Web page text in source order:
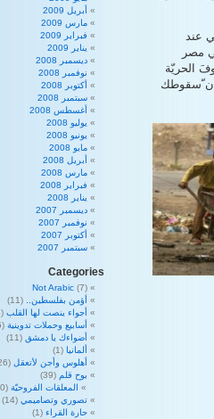
عند
مصر
الحريّة
إن ّسقوطك
أبريل 2009
مارس 2009
فبراير 2009
يناير 2009
ديسمبر 2008
نوفمبر 2008
أكتوبر 2008
سبتمبر 2008
أغسطس 2008
يوليو 2008
يونيو 2008
مايو 2008
أبريل 2008
مارس 2008
فبراير 2008
يناير 2008
ديسمبر 2007
نوفمبر 2007
أكتوبر 2007
سبتمبر 2007
Categories
Not Arabic (7)
أؤمن بفلسطين..
(11)
أجواء ينصت لها القلب (4)
أسابيع وحملات تدوينية (15)
أضواءك يا دمشق (11)
ألمانيا (1)
أهلوس وأجن لأتعقل (26)
بوح قلم (39)
المعلقات الفروحيّة (10)
تصوري وتصاميمي (14)
حارة القراء (1)